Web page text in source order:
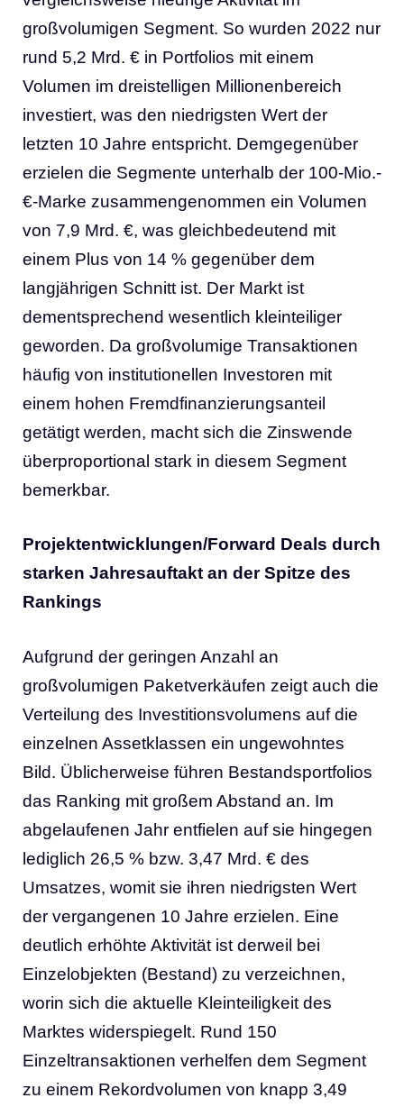
großvolumigen Segment. So wurden 2022 nur
rund 5,2 Mrd. € in Portfolios mit einem
Volumen im dreistelligen Millionenbereich
investiert, was den niedrigsten Wert der
letzten 10 Jahre entspricht. Demgegenüber
erzielen die Segmente unterhalb der 100-Mio.-
€-Marke zusammengenommen ein Volumen
von 7,9 Mrd. €, was gleichbedeutend mit
einem Plus von 14 % gegenüber dem
langjährigen Schnitt ist. Der Markt ist
dementsprechend wesentlich kleinteiliger
geworden. Da großvolumige Transaktionen
häufig von institutionellen Investoren mit
einem hohen Fremdfinanzierungsanteil
getätigt werden, macht sich die Zinswende
überproportional stark in diesem Segment
bemerkbar.
Projektentwicklungen/Forward Deals durch
starken Jahresauftakt an der Spitze des
Rankings
Aufgrund der geringen Anzahl an
großvolumigen Paketverkäufen zeigt auch die
Verteilung des Investitionsvolumens auf die
einzelnen Assetklassen ein ungewohntes
Bild. Üblicherweise führen Bestandsportfolios
das Ranking mit großem Abstand an. Im
abgelaufenen Jahr entfielen auf sie hingegen
lediglich 26,5 % bzw. 3,47 Mrd. € des
Umsatzes, womit sie ihren niedrigsten Wert
der vergangenen 10 Jahre erzielen. Eine
deutlich erhöhte Aktivität ist derweil bei
Einzelobjekten (Bestand) zu verzeichnen,
worin sich die aktuelle Kleinteiligkeit des
Marktes widerspiegelt. Rund 150
Einzeltransaktionen verhelfen dem Segment
zu einem Rekordvolumen von knapp 3,49